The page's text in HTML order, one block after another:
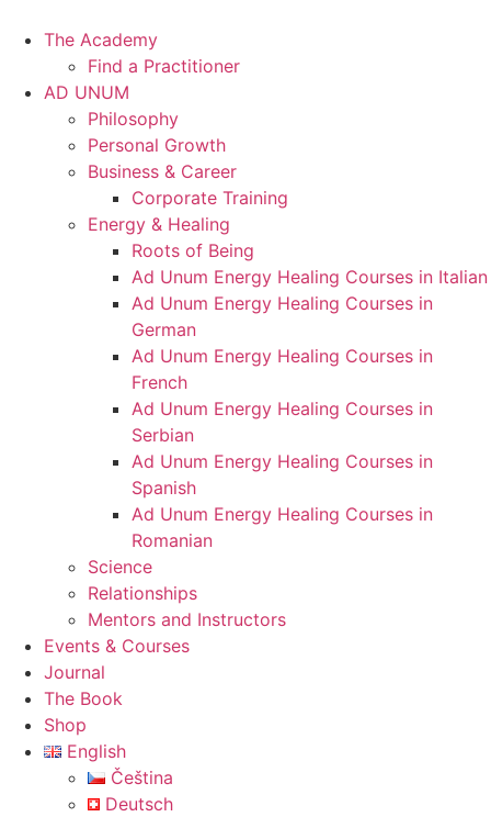
The Academy
Find a Practitioner
AD UNUM
Philosophy
Personal Growth
Business & Career
Corporate Training
Energy & Healing
Roots of Being
Ad Unum Energy Healing Courses in Italian
Ad Unum Energy Healing Courses in
German
Ad Unum Energy Healing Courses in
French
Ad Unum Energy Healing Courses in
Serbian
Ad Unum Energy Healing Courses in
Spanish
Ad Unum Energy Healing Courses in
Romanian
Science
Relationships
Mentors and Instructors
Events & Courses
Journal
The Book
Shop
English
Čeština
Deutsch